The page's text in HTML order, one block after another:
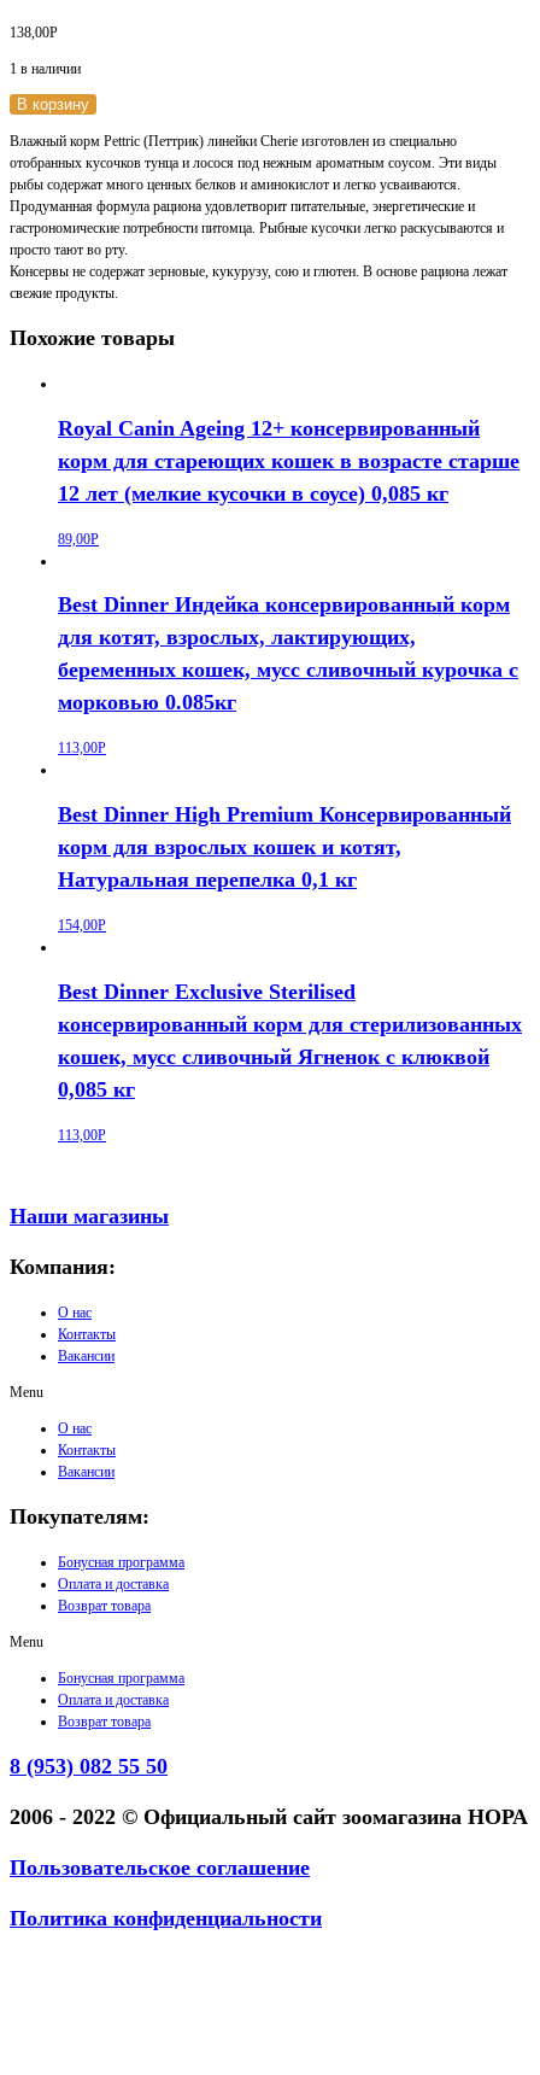
138,00Р
1 в наличии
В корзину
Влажный корм Pettric (Петтрик) линейки Cherie изготовлен из специально
отобранных кусочков тунца и лосося под нежным ароматным соусом. Эти виды
рыбы содержат много ценных белков и аминокислот и легко усваиваются.
Продуманная формула рациона удовлетворит питательные, энергетические и
гастрономические потребности питомца. Рыбные кусочки легко раскусываются и
просто тают во рту.
Консервы не содержат зерновые, кукурузу, сою и глютен. В основе рациона лежат
свежие продукты.
Похожие товары
Royal Canin Ageing 12+ консервированный
корм для стареющих кошек в возрасте старше
12 лет (мелкие кусочки в соусе) 0,085 кг
89,00Р
Best Dinner Индейка консервированный корм
для котят, взрослых, лактирующих,
беременных кошек, мусс сливочный курочка с
морковью 0.085кг
113,00Р
Best Dinner High Premium Консервированный
корм для взрослых кошек и котят,
Натуральная перепелка 0,1 кг
154,00Р
Best Dinner Exclusive Sterilised
консервированный корм для стерилизованных
кошек, мусс сливочный Ягненок с клюквой
0,085 кг
113,00Р
Наши магазины
Компания:
О нас
Контакты
Вакансии
Menu
О нас
Контакты
Вакансии
Покупателям:
Бонусная программа
Оплата и доставка
Возврат товара
Menu
Бонусная программа
Оплата и доставка
Возврат товара
8 (953) 082 55 50
2006 - 2022 © Официальный сайт зоомагазина НОРА
Пользовательское соглашение
Политика конфиденциальности